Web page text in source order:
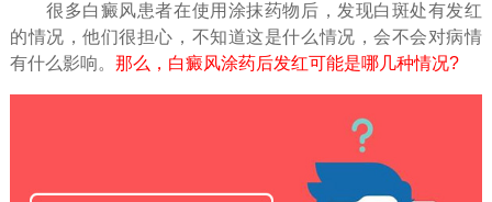
很多白癜风患者在使用涂抹药物后，发现白斑处有发红
的情况，他们很担心，不知道这是什么情况，会不会对病情
有什么影响。 那么，白癜风涂药后发红可能是哪几种情况?